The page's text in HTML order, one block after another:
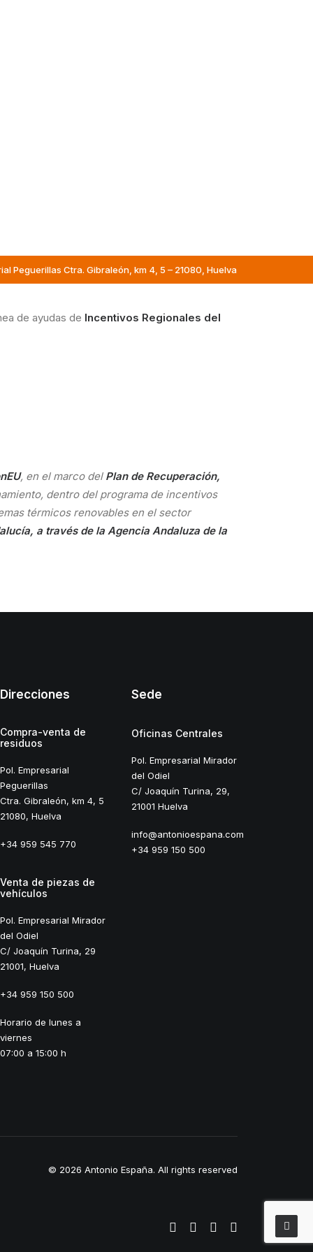
Peguerillas Ctra. Gibraleón, km 4, 5 – 21080, Huelva
de ayudas de Incentivos Regionales del
, en el marco del Plan de Recuperación,
dentro del programa de incentivos
térmicos renovables en el sector
a través de la Agencia Andaluza de la
Direcciones
Compra-venta de
residuos
Pol. Empresarial
Peguerillas
Ctra. Gibraleón, km 4, 5
21080, Huelva
+34 959 545 770
Venta de piezas de
vehículos
Pol. Empresarial Mirador
del Odiel
C/ Joaquín Turina, 29
21001, Huelva
+34 959 150 500
Horario de lunes a
viernes
07:00 a 15:00 h
Sede
Oficinas Centrales
Pol. Empresarial Mirador
del Odiel
C/ Joaquín Turina, 29,
21001 Huelva
info@antonioespana.com
+34 959 150 500
© 2026 Antonio España. All rights reserved